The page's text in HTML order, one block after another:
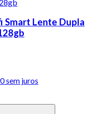
Smart Lente Dupla
sem juros